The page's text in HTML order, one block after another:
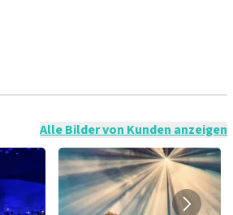
abzugeben, wenn du keine
Alle Bilder von Kunden anzeigen